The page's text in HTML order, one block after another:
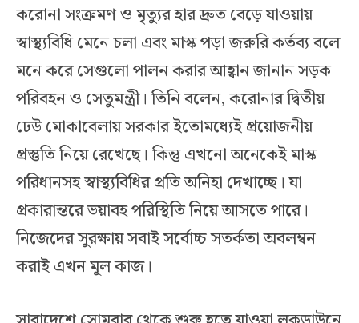
করোনা সংক্রমণ ও মৃত্যুর হার দ্রুত বেড়ে যাওয়ায়
স্বাস্থ্যবিধি মেনে চলা এবং মাস্ক পড়া জরুরি কর্তব্য বলে
মনে করে সেগুলো পালন করার আহ্বান জানান সড়ক
পরিবহন ও সেতুমন্ত্রী। তিনি বলেন, করোনার দ্বিতীয়
ঢেউ মোকাবেলায় সরকার ইতোমধ্যেই প্রয়োজনীয়
প্রস্তুতি নিয়ে রেখেছে। কিন্তু এখনো অনেকেই মাস্ক
পরিধানসহ স্বাস্থ্যবিধির প্রতি অনিহা দেখাচ্ছে। যা
প্রকারান্তরে ভয়াবহ পরিস্থিতি নিয়ে আসতে পারে।
নিজেদের সুরক্ষায় সবাই সর্বোচ্চ সতর্কতা অবলম্বন
করাই এখন মূল কাজ।